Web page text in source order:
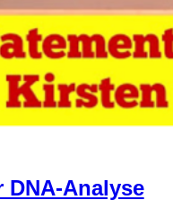
DNA-Analyse